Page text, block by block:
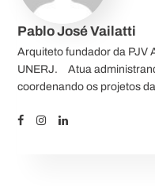
Pablo José Vailatti
Arquiteto fundador da PJV
UNERJ.⠀ Atua
coordenando os projetos da